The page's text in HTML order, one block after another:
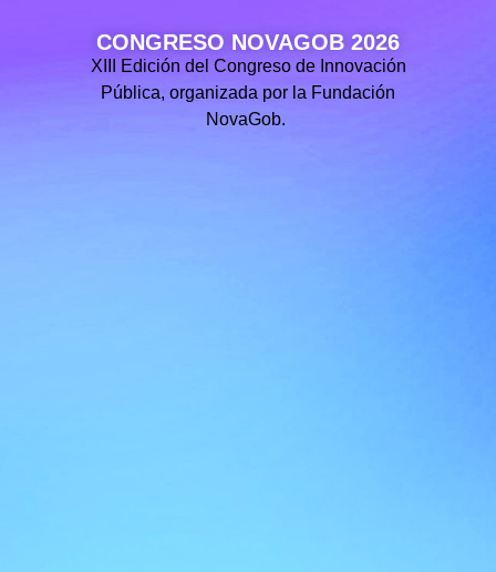
CONGRESO NOVAGOB 2026
XIII Edición del Congreso de Innovación
Pública, organizada por la Fundación
NovaGob.